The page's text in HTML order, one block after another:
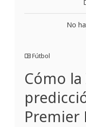
No
Fútbol
Cómo
Premier